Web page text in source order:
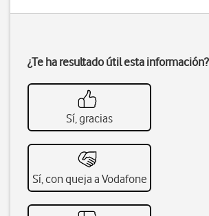
¿Te ha resultado útil esta información?
Sí, gracias
Sí, con queja a Vodafone